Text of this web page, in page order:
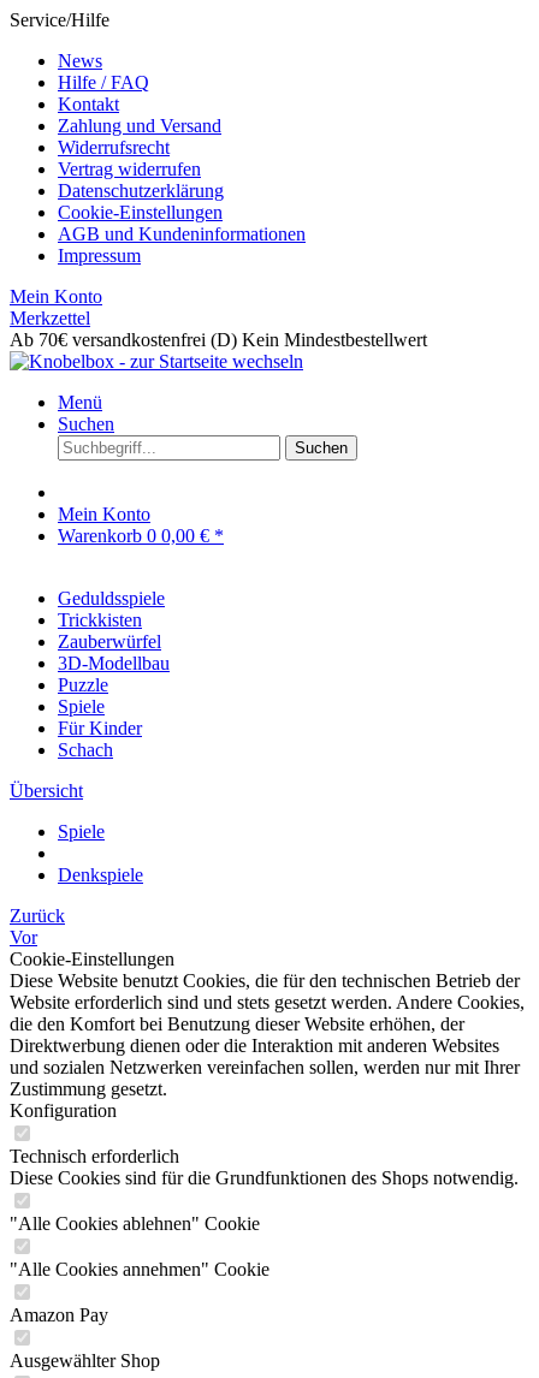
Service/Hilfe
News
Hilfe / FAQ
Kontakt
Zahlung und Versand
Widerrufsrecht
Vertrag widerrufen
Datenschutzerklärung
Cookie-Einstellungen
AGB und Kundeninformationen
Impressum
Mein Konto
Merkzettel
Ab 70€ versandkostenfrei (D) Kein Mindestbestellwert
Menü
Suchen
Suchen
Mein Konto
Warenkorb 0 0,00 € *
Geduldsspiele
Trickkisten
Zauberwürfel
3D-Modellbau
Puzzle
Spiele
Für Kinder
Schach
Übersicht
Spiele
Denkspiele
Zurück
Vor
Cookie-Einstellungen
Diese Website benutzt Cookies, die für den technischen Betrieb der
Website erforderlich sind und stets gesetzt werden. Andere Cookies,
die den Komfort bei Benutzung dieser Website erhöhen, der
Direktwerbung dienen oder die Interaktion mit anderen Websites
und sozialen Netzwerken vereinfachen sollen, werden nur mit Ihrer
Zustimmung gesetzt.
Konfiguration
Technisch erforderlich
Diese Cookies sind für die Grundfunktionen des Shops notwendig.
"Alle Cookies ablehnen" Cookie
"Alle Cookies annehmen" Cookie
Amazon Pay
Ausgewählter Shop